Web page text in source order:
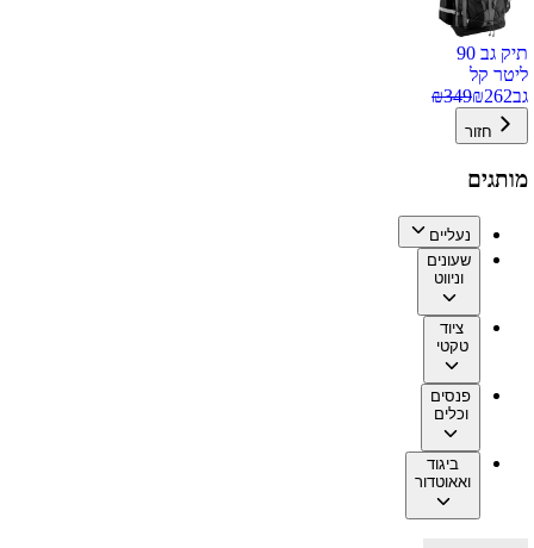
תיק גב 90
ליטר קל
גב
₪262
₪349
חזור
מותגים
נעליים
שעונים
וניווט
ציוד
טקטי
פנסים
וכלים
ביגוד
ואאוטדור